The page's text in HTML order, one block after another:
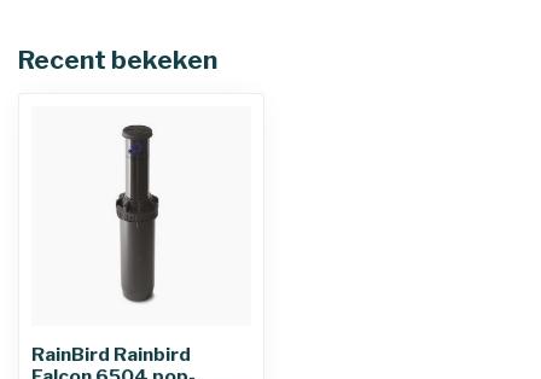
Recent bekeken
RainBird Rainbird